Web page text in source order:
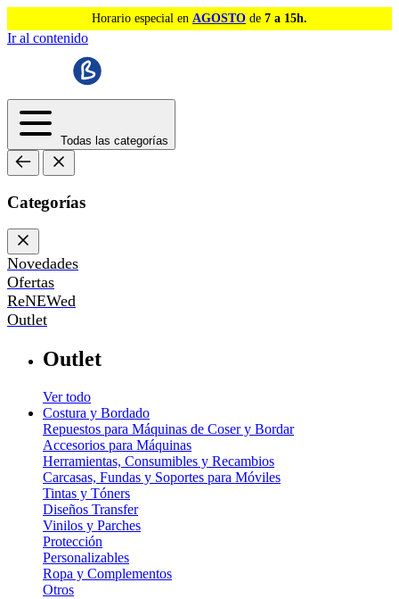
Horario especial en AGOSTO de 7 a 15h.
Ir al contenido
Todas las categorías
Categorías
Novedades
Ofertas
ReNEWed
Outlet
Outlet
Ver todo
Costura y Bordado
Repuestos para Máquinas de Coser y Bordar
Accesorios para Máquinas
Herramientas, Consumibles y Recambios
Carcasas, Fundas y Soportes para Móviles
Tintas y Tóners
Diseños Transfer
Vinilos y Parches
Protección
Personalizables
Ropa y Complementos
Otros